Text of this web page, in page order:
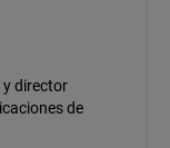
y director
de